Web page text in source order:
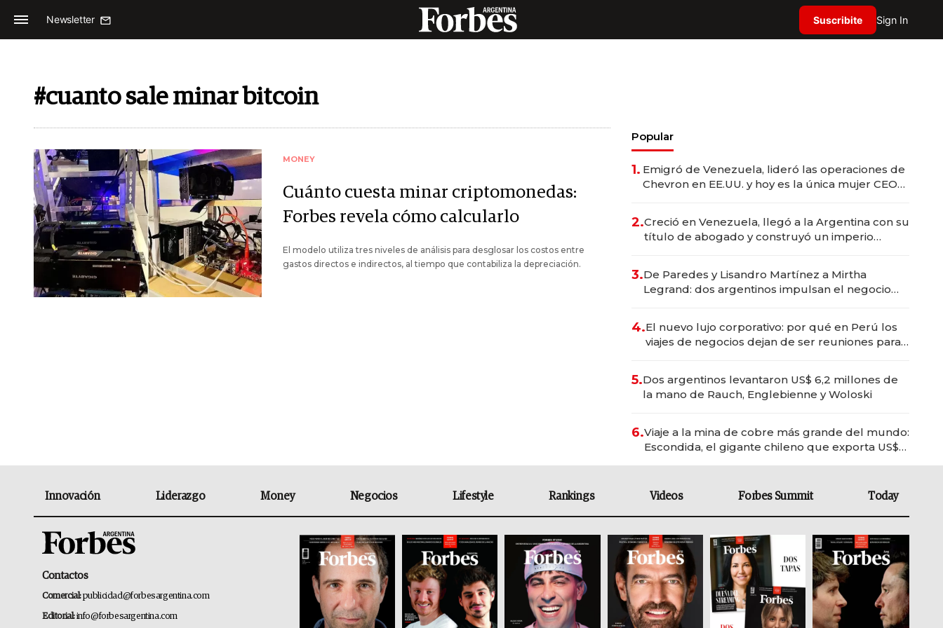
Newsletter Suscribite Sign In
#cuanto sale minar bitcoin
MONEY
Cuánto cuesta minar criptomonedas:
Forbes revela cómo calcularlo
El modelo utiliza tres niveles de análisis para desglosar los costos entre
gastos directos e indirectos, al tiempo que contabiliza la depreciación.
Popular
1. Emigró de Venezuela, lideró las operaciones de
Chevron en EE.UU. y hoy es la única mujer CEO
2.Creció en Venezuela, llegó a la Argentina con su
título de abogado y construyó un imperio
3.De Paredes y Lisandro Martínez a Mirtha
Legrand: dos argentinos impulsan el negocio
4.El nuevo lujo corporativo: por qué en Perú los
viajes de negocios dejan de ser reuniones para
5.Dos argentinos levantaron US$ 6,2 millones de
la mano de Rauch, Englebienne y Woloski
6.Viaje a la mina de cobre más grande del mundo:
Escondida, el gigante chileno que exporta US$
Innovación Liderazgo Money Negocios Lifestyle Rankings Videos Forbes Summit Today
Contactos
Comercial:publicidad@forbesargentina.com
Editorial:info@forbesargentina.com